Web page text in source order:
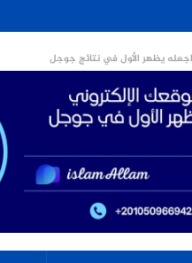
يظهر الأول في نتائج جوجل